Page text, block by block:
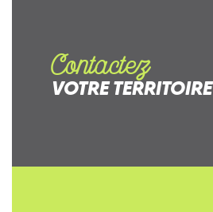
Contactez
VOTRE TERRITOIRE